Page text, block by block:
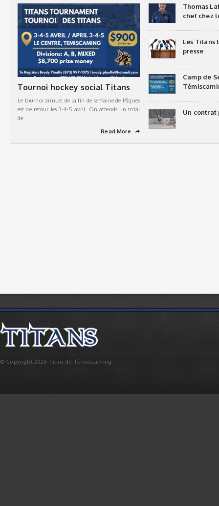
Tournoi hockey social Titans
Le tournoi annuel de la fin de semaine de Pâques
est de retour les 3-4-5 avril. On attends un total
de
Read More
➦
Thomas
chef chez
Les Titans
presse
Camp de
Un contrat
© Copyright 2026 Titan de Témiscaming.